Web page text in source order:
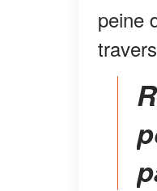
peine
Rappelez-vous ce qui est vraiment important